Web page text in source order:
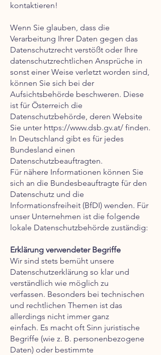
kontaktieren!
Wenn Sie glauben, dass die
Verarbeitung Ihrer Daten gegen das
Datenschutzrecht verstößt oder Ihre
datenschutzrechtlichen Ansprüche in
sonst einer Weise verletzt worden sind,
können Sie sich bei der
Aufsichtsbehörde beschweren. Diese
ist für Österreich die
Datenschutzbehörde, deren Website
Sie unter https://www.dsb.gv.at/ finden.
In Deutschland gibt es für jedes
Bundesland einen
Datenschutzbeauftragten.
Für nähere Informationen können Sie
sich an die Bundesbeauftragte für den
Datenschutz und die
Informationsfreiheit (BfDI) wenden. Für
unser Unternehmen ist die folgende
lokale Datenschutzbehörde zuständig:
Erklärung verwendeter Begriffe
Wir sind stets bemüht unsere
Datenschutzerklärung so klar und
verständlich wie möglich zu
verfassen. Besonders bei technischen
und rechtlichen Themen ist das
allerdings nicht immer ganz
einfach. Es macht oft Sinn juristische
Begriffe (wie z. B. personenbezogene
Daten) oder bestimmte